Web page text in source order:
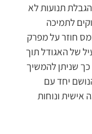
תנועות לא
לתמיכה
חוזר על מפרק
של האגודל תוך
שניתן להמשיך
יחד עם
ונוחות